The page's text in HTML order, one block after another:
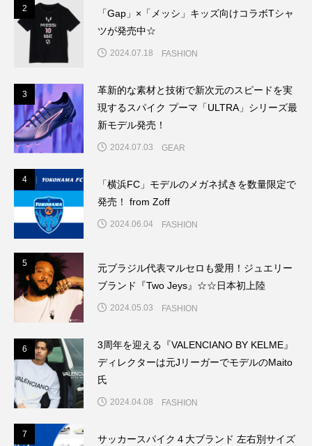
2
「Gap」×「メッシ」キッズ向けコラボTシャ
ツが発売中☆
2024.07.18 FASHION
3
革新的な素材と技術で新次元のスピードを実
現するスパイク プーマ「ULTRA」シリーズ最
新モデル発売！
2024.07.03 GEAR
4
「横浜FC」モデルのメガネ拭きを数量限定で
発売！ from Zoff
2024.06.04 FASHION
5
元ブラジル代表マルセロも愛用！ジュエリー
ブランド『Two Jeys』☆☆日本初上陸
2024.05.03 FASHION
6
3周年を迎える『VALENCIANO BY KELME』
ディレクターは元JリーガーでモデルのMaito
氏
2024.04.08 FASHION
7
サッカースパイク４大ブランド 左右別サイズ